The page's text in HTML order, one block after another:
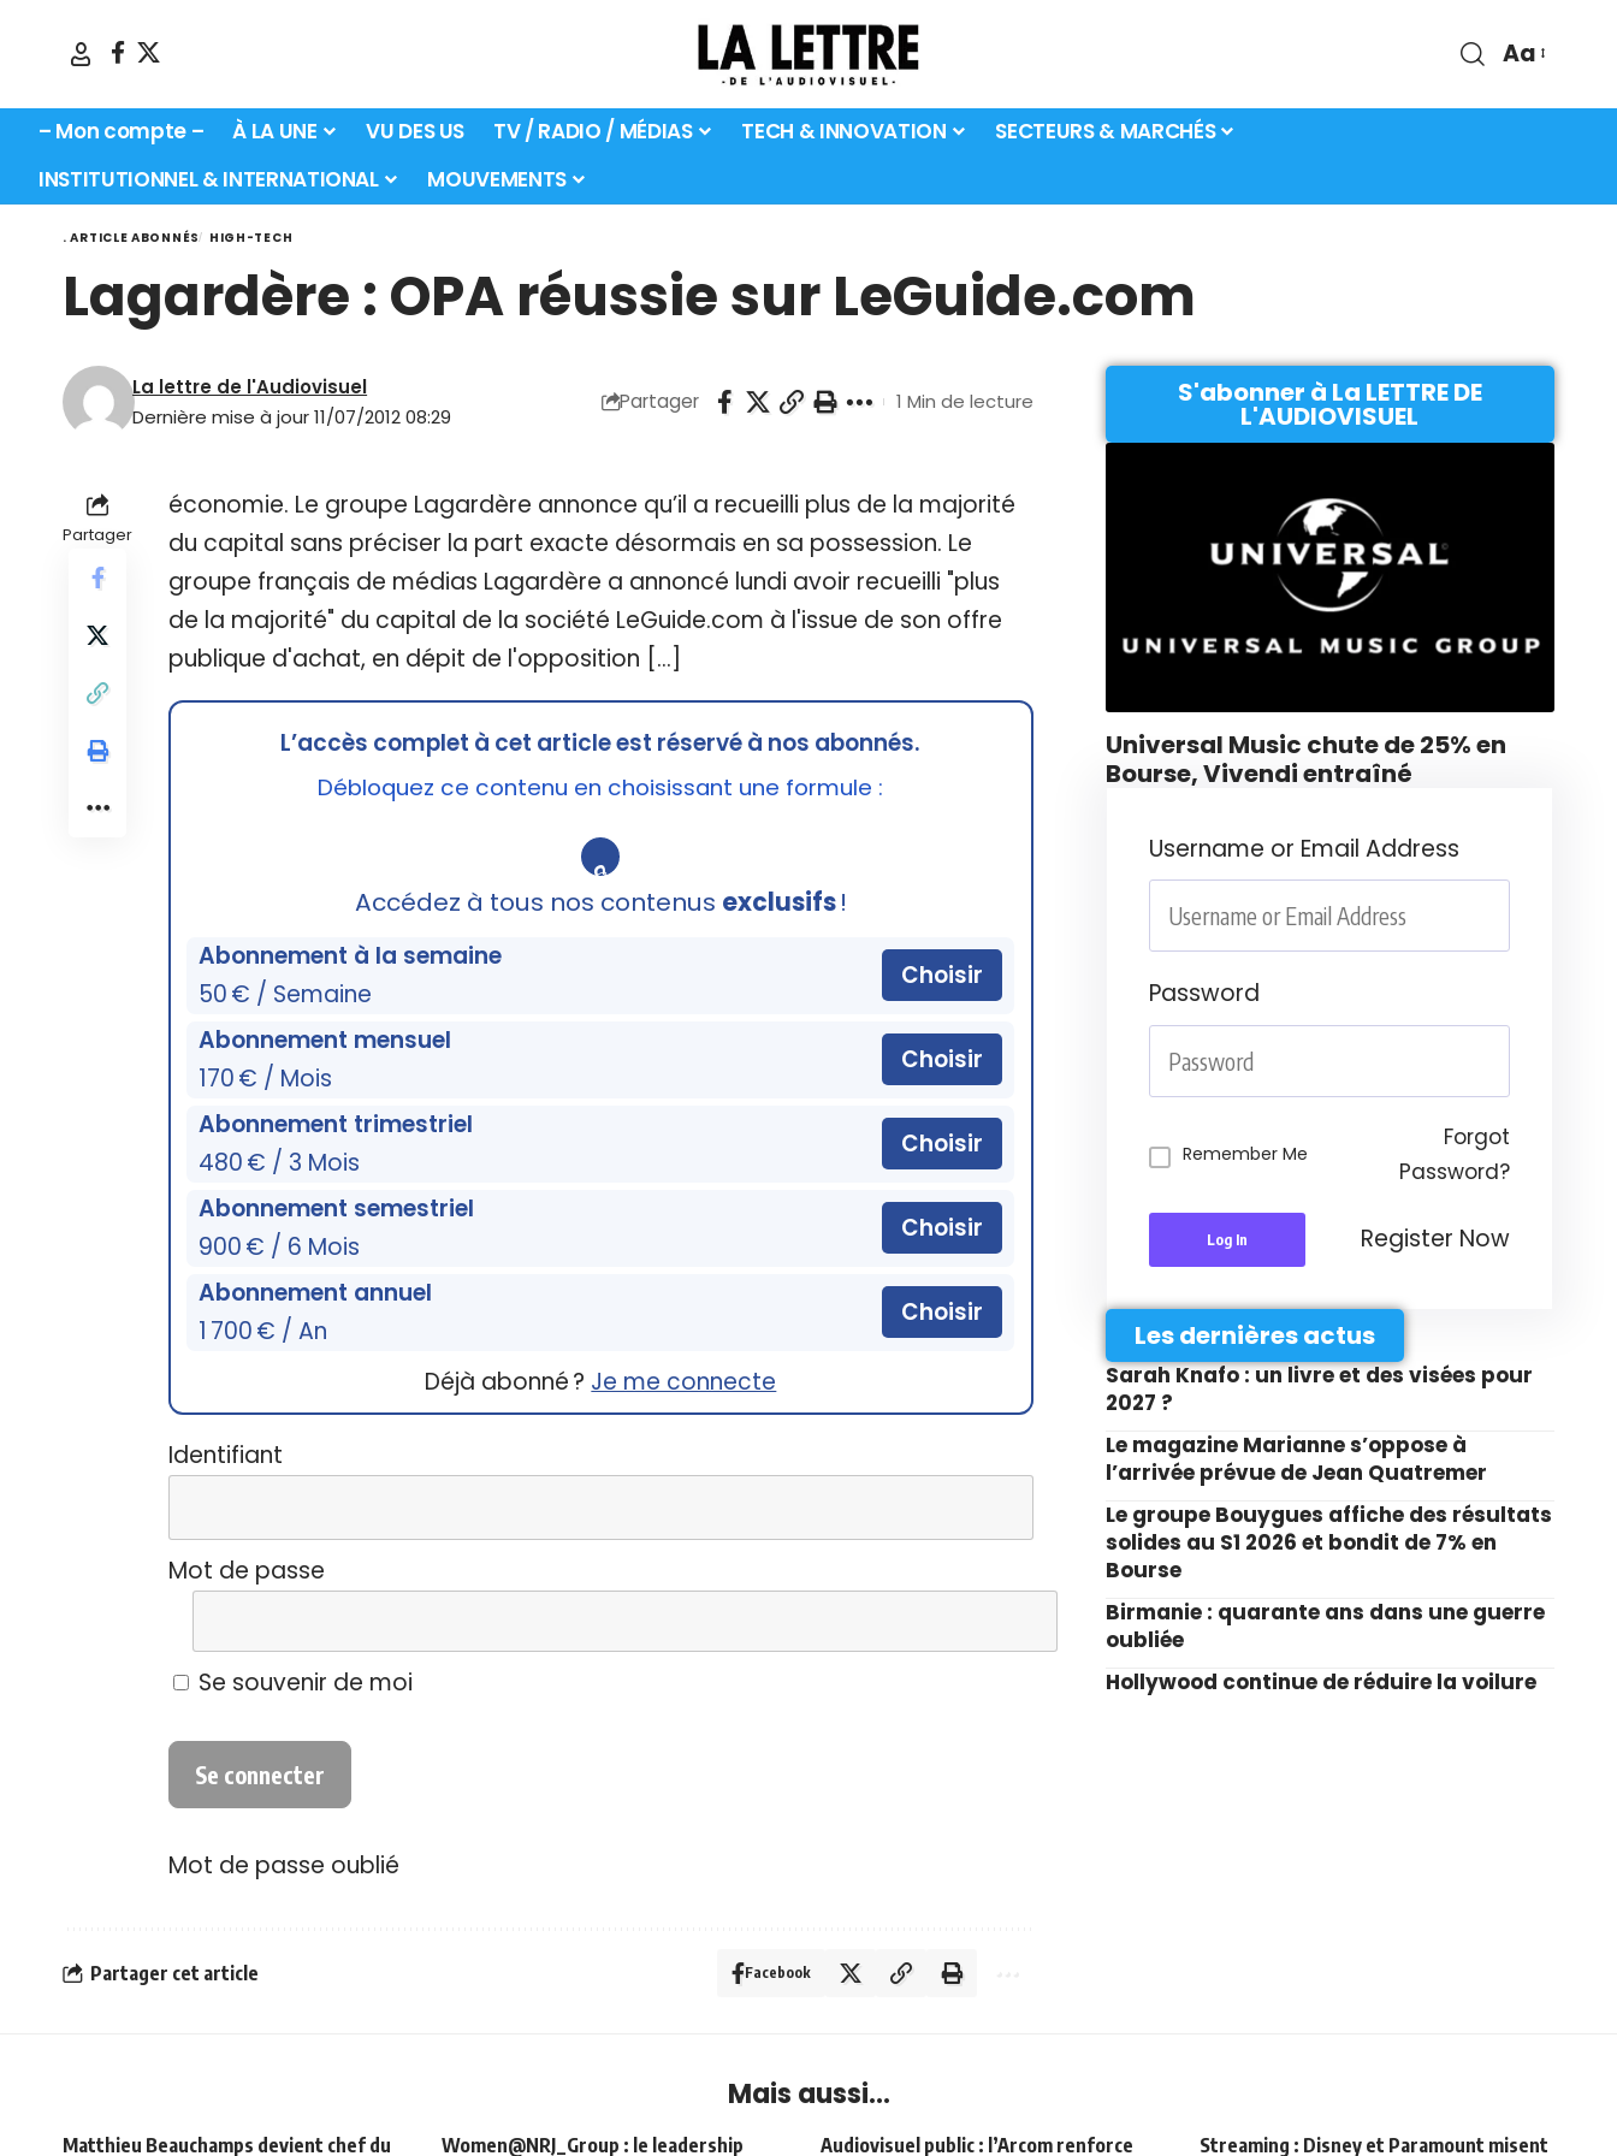
Aa
– Mon compte – À LA UNE VU DES US TV / RADIO / MÉDIAS TECH & INNOVATION
SECTEURS & MARCHÉS
INSTITUTIONNEL & INTERNATIONAL
MOUVEMENTS
. ARTICLE ABONNÉS HIGH-TECH
Lagardère : OPA réussie sur LeGuide.com
Dernière mise à jour 11/07/2012 08:29
La lettre de l'Audiovisuel
Partager 1 Min de lecture
Partager
économie. Le groupe Lagardère annonce qu’il a recueilli plus de la majorité
du capital sans préciser la part exacte désormais en sa possession. Le
groupe français de médias Lagardère a annoncé lundi avoir recueilli "plus
de la majorité" du capital de la société LeGuide.com à l'issue de son offre
publique d'achat, en dépit de l'opposition […]
L’accès complet à cet article est réservé à nos abonnés.
Débloquez ce contenu en choisissant une formule :
🔒
Accédez à tous nos contenus exclusifs!
Abonnement à la semaine
50 € / Semaine
Choisir
Abonnement mensuel
170 € / Mois
Choisir
Abonnement trimestriel
480 € / 3 Mois
Choisir
Abonnement semestriel
900 € / 6 Mois
Choisir
Abonnement annuel
1 700 € / An
Choisir
Déjà abonné ? Je me connecte
Identifiant
Mot de passe
Se souvenir de moi
Mot de passe oublié
Partager cet article Facebook
S'abonner à La LETTRE DE
L'AUDIOVISUEL
Universal Music chute de 25% en
Bourse, Vivendi entraîné
Username or Email Address
Password
Remember Me
Forgot
Password?
Log In Register Now
Les dernières actus
Sarah Knafo : un livre et des visées pour
2027 ?
Le magazine Marianne s’oppose à
l’arrivée prévue de Jean Quatremer
Le groupe Bouygues affiche des résultats
solides au S1 2026 et bondit de 7% en
Bourse
Birmanie : quarante ans dans une guerre
oubliée
Hollywood continue de réduire la voilure
Mais aussi...
Matthieu Beauchamps devient chef du Women@NRJ_Group : le leadership Audiovisuel public : l’Arcom renforce Streaming : Disney et Paramount misent